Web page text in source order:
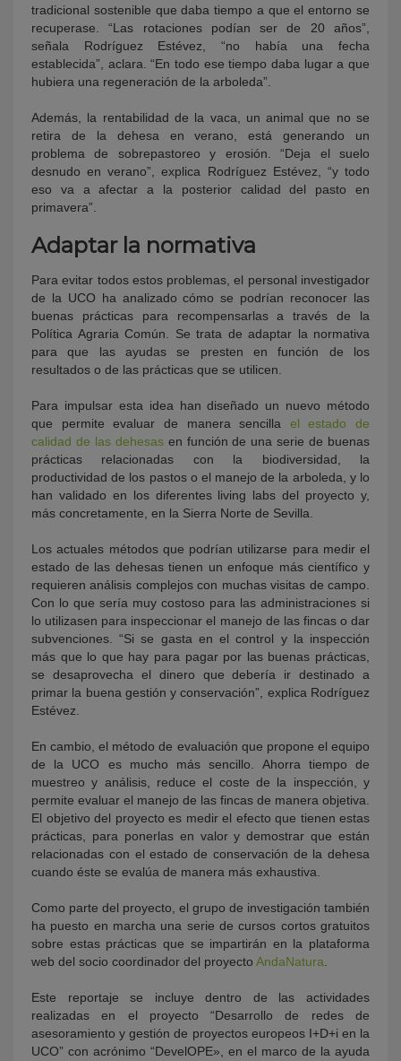
tradicional sostenible que daba tiempo a que el entorno se
recuperase. “Las rotaciones podían ser de 20 años”,
señala Rodríguez Estévez, “no había una fecha
establecida”, aclara. “En todo ese tiempo daba lugar a que
hubiera una regeneración de la arboleda”.
Además, la rentabilidad de la vaca, un animal que no se
retira de la dehesa en verano, está generando un
problema de sobrepastoreo y erosión. “Deja el suelo
desnudo en verano”, explica Rodríguez Estévez, “y todo
eso va a afectar a la posterior calidad del pasto en
primavera”.
Adaptar la normativa
Para evitar todos estos problemas, el personal investigador
de la UCO ha analizado cómo se podrían reconocer las
buenas prácticas para recompensarlas a través de la
Política Agraria Común. Se trata de adaptar la normativa
para que las ayudas se presten en función de los
resultados o de las prácticas que se utilicen.
Para impulsar esta idea han diseñado un nuevo método
que permite evaluar de manera sencilla el estado de
calidad de las dehesasen función de una serie de buenas
prácticas relacionadas con la biodiversidad, la
productividad de los pastos o el manejo de la arboleda, y lo
han validado en los diferentes living labs del proyecto y,
más concretamente, en la Sierra Norte de Sevilla.
Los actuales métodos que podrían utilizarse para medir el
estado de las dehesas tienen un enfoque más científico y
requieren análisis complejos con muchas visitas de campo.
Con lo que sería muy costoso para las administraciones si
lo utilizasen para inspeccionar el manejo de las fincas o dar
subvenciones. “Si se gasta en el control y la inspección
más que lo que hay para pagar por las buenas prácticas,
se desaprovecha el dinero que debería ir destinado a
primar la buena gestión y conservación”, explica Rodríguez
Estévez.
En cambio, el método de evaluación que propone el equipo
de la UCO es mucho más sencillo. Ahorra tiempo de
muestreo y análisis, reduce el coste de la inspección, y
permite evaluar el manejo de las fincas de manera objetiva.
El objetivo del proyecto es medir el efecto que tienen estas
prácticas, para ponerlas en valor y demostrar que están
relacionadas con el estado de conservación de la dehesa
cuando éste se evalúa de manera más exhaustiva.
Como parte del proyecto, el grupo de investigación también
ha puesto en marcha una serie de cursos cortos gratuitos
sobre estas prácticas que se impartirán en la plataforma
web del socio coordinador del proyecto AndaNatura
Este reportaje se incluye dentro de las actividades
realizadas en el proyecto “Desarrollo de redes de
asesoramiento y gestión de proyectos europeos I+D+i en la
UCO” con acrónimo “DevelOPE», en el marco de la ayuda